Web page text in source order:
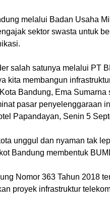
melalui Badan Usaha
sektor swasta untuk
salah satunya melalui PT
kita membangun
Bandung, Ema Sumarna
pasar penyelenggaraan
Papandayan, Senin 5
unggul dan nyaman tak
Bandung membentuk
Nomor 363 Tahun 2018
proyek infrastruktur